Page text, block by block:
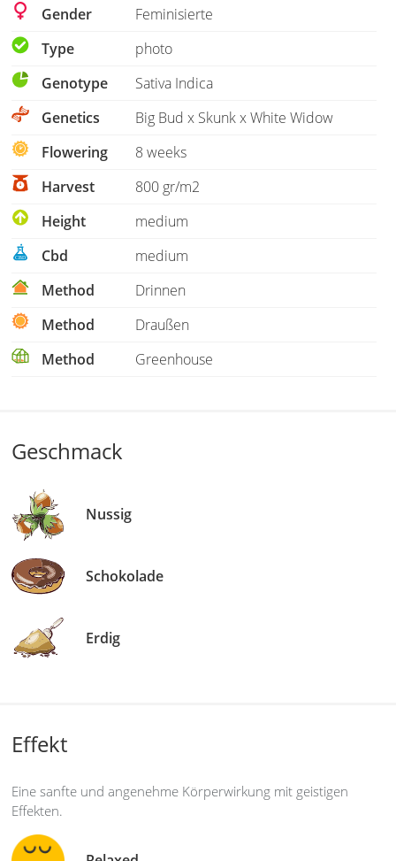
Gender
Feminisierte
Type
photo
Genotype
Sativa Indica
Genetics
Big Bud x Skunk x White Widow
Flowering
8 weeks
Harvest
800 gr/m2
Height
medium
Cbd
medium
Method
Drinnen
Method
Draußen
Method
Greenhouse
Geschmack
Nussig
Schokolade
Erdig
Effekt
Eine sanfte und angenehme Körperwirkung mit geistigen
Effekten.